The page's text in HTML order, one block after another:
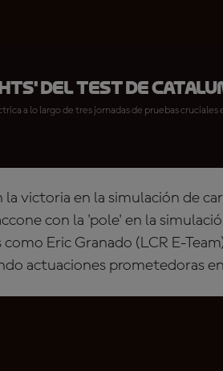
del Test de
a lo largo de tres jornadas de pruebas
la victoria en la simulación de
con la 'pole' en la
Eric Granado (LCR E-
actuaciones prometedoras